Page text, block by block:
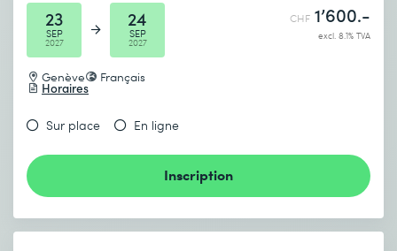
23
SEP
2027
24
SEP
2027
Genève Français
Horaires
CHF 1’600.-
excl. 8.1% TVA
Sur place En ligne
Inscription